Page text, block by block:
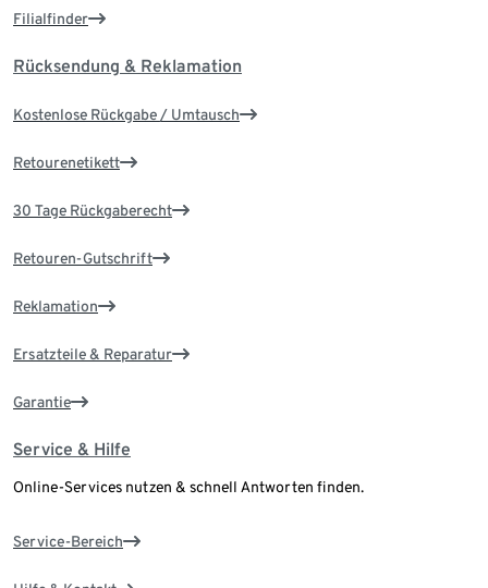
Filialfinder
Rücksendung & Reklamation
Kostenlose Rückgabe / Umtausch
Retourenetikett
30 Tage Rückgaberecht
Retouren-Gutschrift
Reklamation
Ersatzteile & Reparatur
Garantie
Service & Hilfe
Online-Services nutzen & schnell Antworten finden.
Service-Bereich